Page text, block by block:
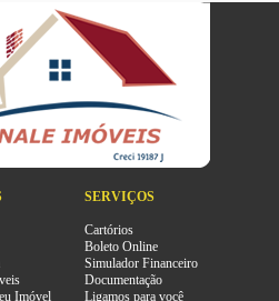
Imóvel
SERVIÇOS
Cartórios
Boleto Online
Simulador Financeiro
Documentação
Ligamos para você